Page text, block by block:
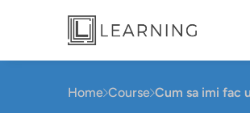
Home Course Cum sa imi fac